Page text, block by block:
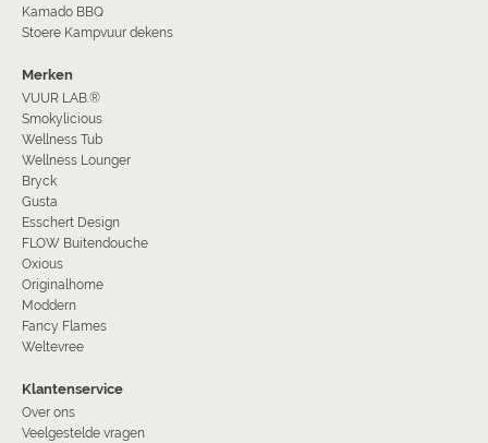
Kamado BBQ
Stoere Kampvuur dekens
Merken
VUUR LAB.®
Smokylicious
Wellness Tub
Wellness Lounger
Bryck
Gusta
Esschert Design
FLOW Buitendouche
Oxious
Originalhome
Moddern
Fancy Flames
Weltevree
Klantenservice
Over ons
Veelgestelde vragen